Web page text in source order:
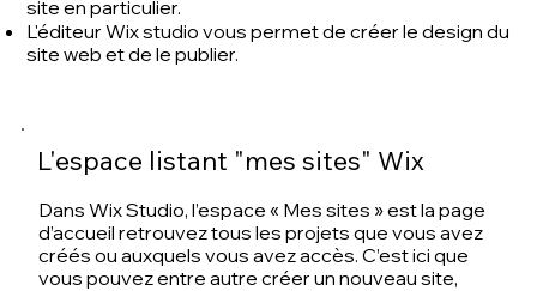
site en particulier.
L'éditeur Wix studio vous permet de créer le design du
site web et de le publier.
L'espace listant "mes sites" Wix
Dans Wix Studio, l’espace « Mes sites » est la page
d’accueil retrouvez tous les projets que vous avez
créés ou auxquels vous avez accès. C’est ici que
vous pouvez entre autre créer un nouveau site,